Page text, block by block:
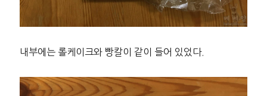
내부에는 롤케이크와 빵칼이 같이 들어 있었다.